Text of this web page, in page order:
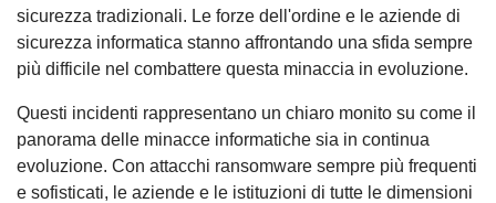
sicurezza tradizionali. Le forze dell'ordine e le aziende di
sicurezza informatica stanno affrontando una sfida sempre
più difficile nel combattere questa minaccia in evoluzione.
Questi incidenti rappresentano un chiaro monito su come il
panorama delle minacce informatiche sia in continua
evoluzione. Con attacchi ransomware sempre più frequenti
e sofisticati, le aziende e le istituzioni di tutte le dimensioni